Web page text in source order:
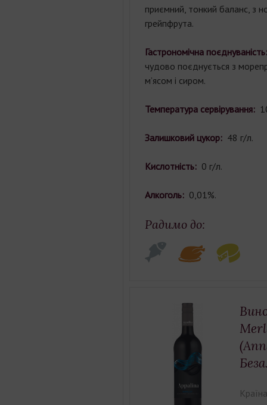
приємний, тонкий баланс, з
грейпфрута.
Гастрономічна
чудово поєднується з
м’ясом і сиром.
Температура сервірування:
Залишковий цукор: 48 г/л.
Кислотність: 0 г/л.
Алкоголь: 0,01%.
Радимо до: